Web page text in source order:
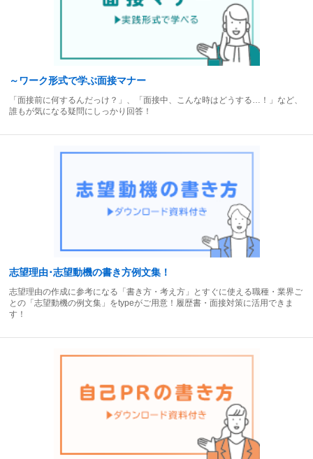
～ワーク形式で学ぶ面接マナー
「面接前に何するんだっけ？」、「面接中、こんな時はどうする…！」など、
誰もが気になる疑問にしっかり回答！
志望理由･志望動機の書き方例文集！
志望理由の作成に参考になる「書き方・考え方」とすぐに使える職種・業界ご
との「志望動機の例文集」をtypeがご用意！履歴書・面接対策に活用できま
す！